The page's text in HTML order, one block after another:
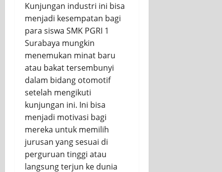
Kunjungan industri ini bisa
menjadi kesempatan bagi
para siswa SMK PGRI 1
Surabaya mungkin
menemukan minat baru
atau bakat tersembunyi
dalam bidang otomotif
setelah mengikuti
kunjungan ini. Ini bisa
menjadi motivasi bagi
mereka untuk memilih
jurusan yang sesuai di
perguruan tinggi atau
langsung terjun ke dunia